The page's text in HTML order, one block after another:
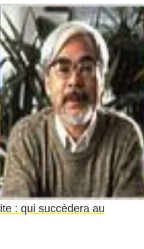
: qui succèdera au